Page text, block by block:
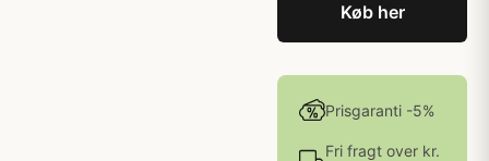
Køb her
Prisgaranti -5%
Fri fragt over kr.